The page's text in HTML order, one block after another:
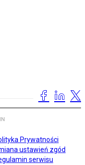
Prywatności
ustawień zgód
serwisu